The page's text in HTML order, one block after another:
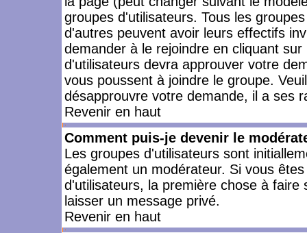
groupes d'utilisateurs. Tous les
d'autres peuvent avoir leurs effectifs
demander à le rejoindre en cliquant
d'utilisateurs devra approuver votre
vous poussent à joindre le groupe.
désapprouvre votre demande, il a ses
Revenir en haut
Comment puis-je devenir le
Les groupes d'utilisateurs sont
également un modérateur. Si vous
d'utilisateurs, la première chose à
laisser un message privé.
Revenir en haut